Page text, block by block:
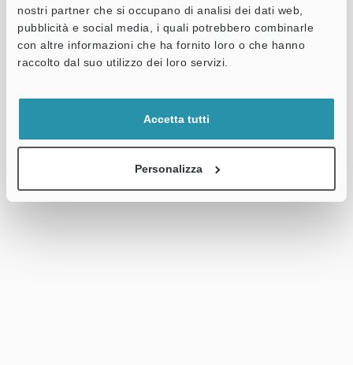
nostri partner che si occupano di analisi dei dati web,
pubblicità e social media, i quali potrebbero combinarle
con altre informazioni che ha fornito loro o che hanno
raccolto dal suo utilizzo dei loro servizi.
Accetta tutti
Personalizza